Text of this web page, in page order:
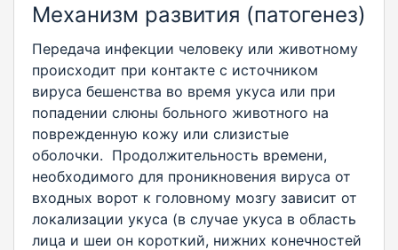
Механизм развития (патогенез)
Передача инфекции человеку или животному
происходит при контакте с источником
вируса бешенства во время укуса или при
попадении слюны больного животного на
поврежденную кожу или слизистые
оболочки. Продолжительность времени,
необходимого для проникновения вируса от
входных ворот к головному мозгу зависит от
локализации укуса (в случае укуса в область
лица и шеи он короткий, нижних конечностей